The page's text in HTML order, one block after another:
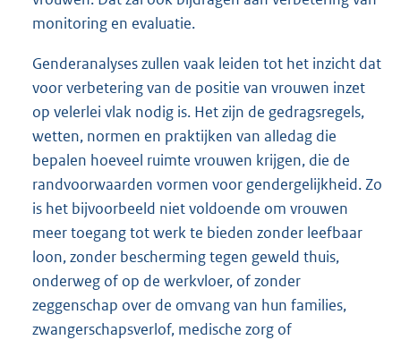
monitoring en evaluatie.
Genderanalyses zullen vaak leiden tot het inzicht dat
voor verbetering van de positie van vrouwen inzet
op velerlei vlak nodig is. Het zijn de gedragsregels,
wetten, normen en praktijken van alledag die
bepalen hoeveel ruimte vrouwen krijgen, die de
randvoorwaarden vormen voor gendergelijkheid. Zo
is het bijvoorbeeld niet voldoende om vrouwen
meer toegang tot werk te bieden zonder leefbaar
loon, zonder bescherming tegen geweld thuis,
onderweg of op de werkvloer, of zonder
zeggenschap over de omvang van hun families,
zwangerschapsverlof, medische zorg of